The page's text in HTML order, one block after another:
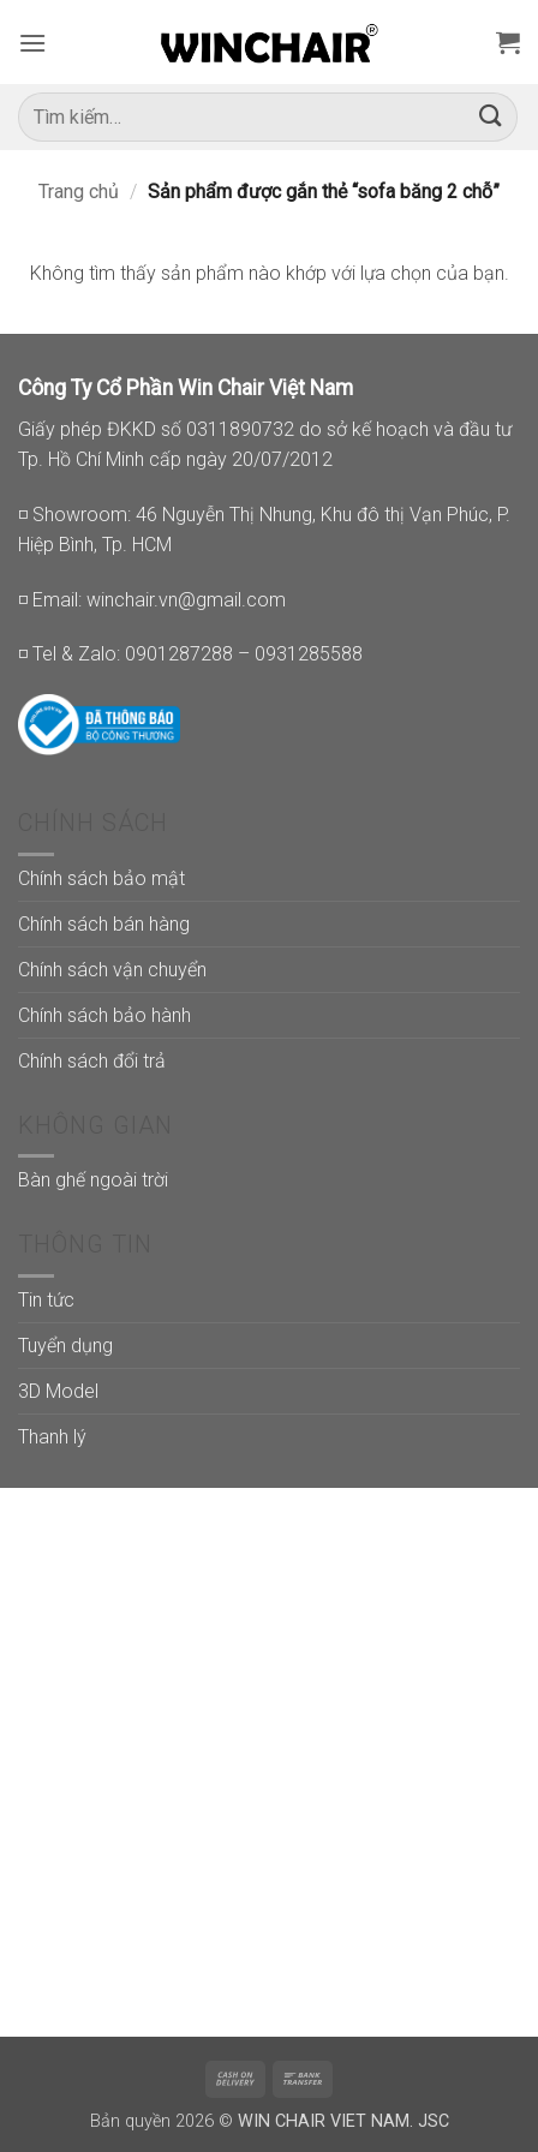
qua
dung
Tìm
kiếm:
Trang chủ / Sản phẩm được gắn thẻ “sofa băng 2 chỗ”
Không tìm thấy sản phẩm nào khớp với lựa chọn của bạn.
Công Ty Cổ Phần Win Chair Việt Nam
Giấy phép ĐKKD số 0311890732 do sở kế hoạch và đầu tư
Tp. Hồ Chí Minh cấp ngày 20/07/2012
◽ Showroom: 46 Nguyễn Thị Nhung, Khu đô thị Vạn Phúc, P.
Hiệp Bình, Tp. HCM
◽ Email: winchair.vn@gmail.com
◽ Tel & Zalo: 0901287288 – 0931285588
Chính sách bảo mật
Chính sách bán hàng
Chính sách vận chuyển
Chính sách bảo hành
Chính sách đổi trả
Bàn ghế ngoài trời
Tin tức
Tuyển dụng
3D Model
Thanh lý
Cash
Delivery
Bản quyền 2026 © WIN CHAIR VIET NAM. JSC